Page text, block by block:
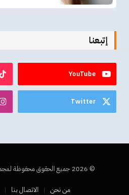
إتبعنا
YouTube
Twitter
© 2026 جميع الحقوق محفوظة لمجموعة إس تي إس الإعلامية.
من نحن الاتصال بنا